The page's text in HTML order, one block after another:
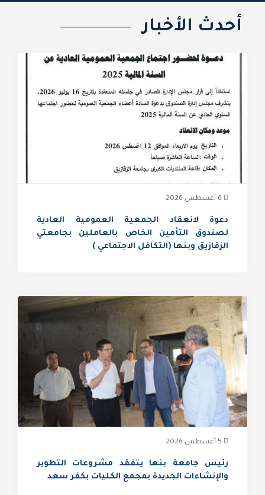
أحدث الأخبار
دعوة لانعقاد الجمعية العمومية العادية
لصندوق التأمين الخاص بالعاملين بجامعتي
الزقازيق وبنها (التكافل الاجتماعي )
رئيس جامعة بنها يتفقد مشروعات التطوير
والإنشاءات الجديدة بمجمع الكليات بكفر سعد